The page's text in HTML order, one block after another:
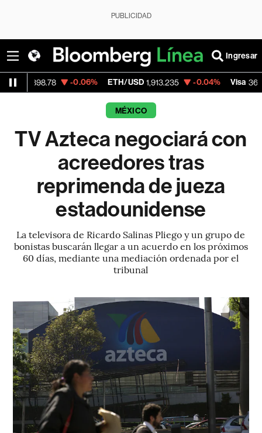
PUBLICIDAD
Ingresar
-0.06% ETH/USD 1,913.235 -0.04% Visa 362.50 -
MÉXICO
TV Azteca negociará con
acreedores tras
reprimenda de jueza
estadounidense
La televisora de Ricardo Salinas Pliego y un grupo de
bonistas buscarán llegar a un acuerdo en los próximos
60 días, mediante una mediación ordenada por el
tribunal